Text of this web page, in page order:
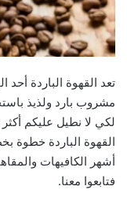
تعد القهوة الباردة
مشروب بارد ولذيذ
لكي لا نطيل عليكم
القهوة الباردة خطوة
أشهر الكافيهات
فتابعوا معنا.